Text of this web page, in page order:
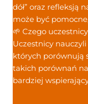
dół” oraz refleksją
może być
🌱 Czego
Uczestnicy
których porównują
takich porównań
bardziej